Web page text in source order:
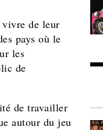
vivre de leur
pays où le
les
de
de travailler
autour du jeu